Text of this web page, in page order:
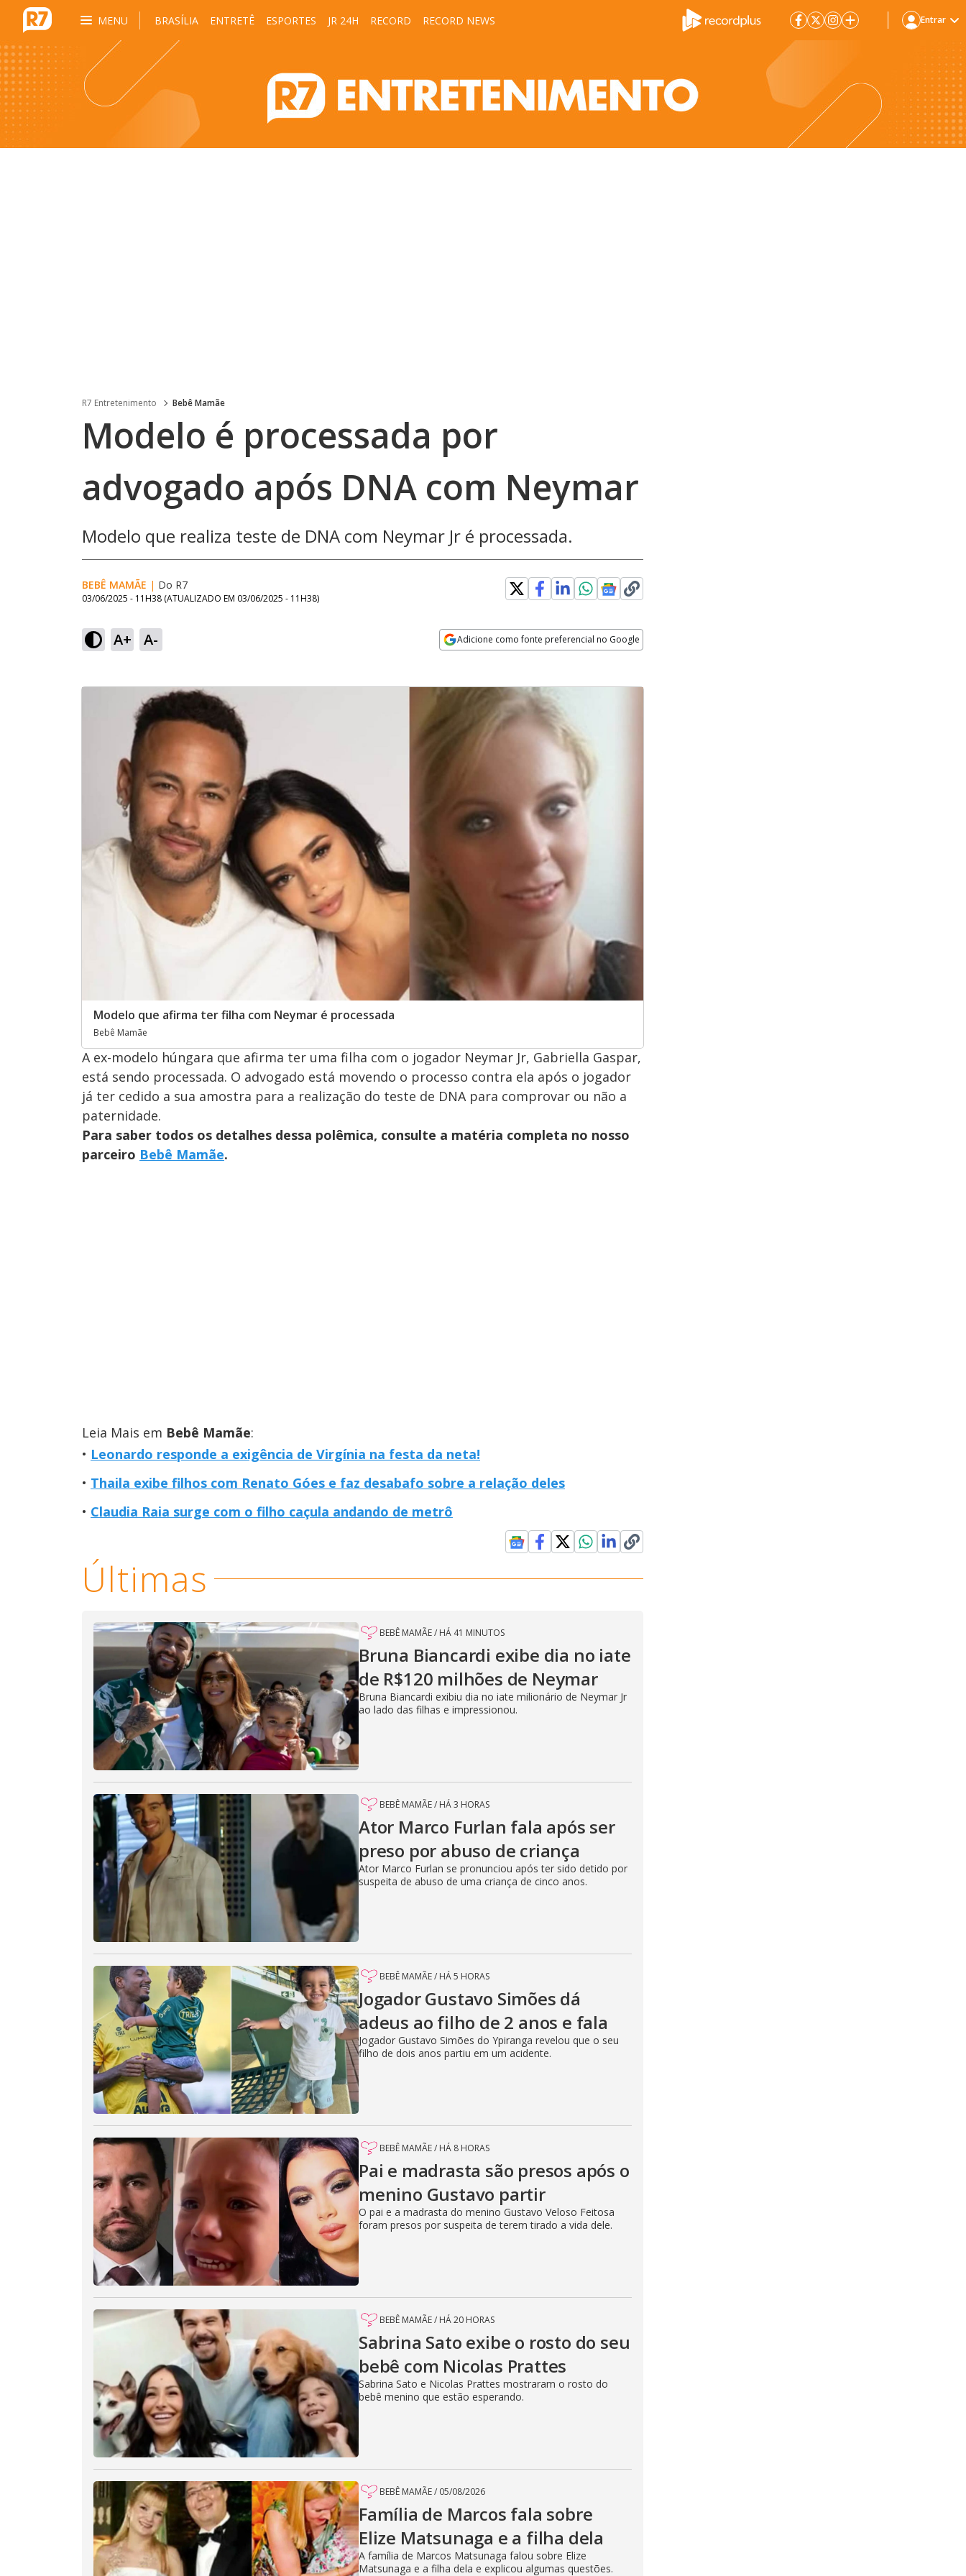
MENU BRASÍLIA ENTRETÊ ESPORTES JR 24H RECORD RECORD NEWS Entrar
R7 Entretenimento Bebê Mamãe
Modelo é processada por
advogado após DNA com Neymar
Modelo que realiza teste de DNA com Neymar Jr é processada.
BEBÊ MAMÃE | Do R7
03/06/2025 - 11H38 (ATUALIZADO EM 03/06/2025 - 11H38)
A+ A- Adicione como fonte preferencial no Google
Modelo que afirma ter filha com Neymar é processada
Bebê Mamãe
A ex-modelo húngara que afirma ter uma filha com o jogador Neymar Jr, Gabriella Gaspar,
está sendo processada. O advogado está movendo o processo contra ela após o jogador
já ter cedido a sua amostra para a realização do teste de DNA para comprovar ou não a
paternidade.
Para saber todos os detalhes dessa polêmica, consulte a matéria completa no nosso
parceiro Bebê Mamãe.
Leia Mais em Bebê Mamãe:
Leonardo responde a exigência de Virgínia na festa da neta!
Thaila exibe filhos com Renato Góes e faz desabafo sobre a relação deles
Claudia Raia surge com o filho caçula andando de metrô
Últimas
BEBÊ MAMÃE/ HÁ 41 MINUTOS
Bruna Biancardi exibe dia no iate
de R$120 milhões de Neymar
Bruna Biancardi exibiu dia no iate milionário de Neymar Jr
ao lado das filhas e impressionou.
BEBÊ MAMÃE/ HÁ 3 HORAS
Ator Marco Furlan fala após ser
preso por abuso de criança
Ator Marco Furlan se pronunciou após ter sido detido por
suspeita de abuso de uma criança de cinco anos.
BEBÊ MAMÃE/ HÁ 5 HORAS
Jogador Gustavo Simões dá
adeus ao filho de 2 anos e fala
Jogador Gustavo Simões do Ypiranga revelou que o seu
filho de dois anos partiu em um acidente.
BEBÊ MAMÃE/ HÁ 8 HORAS
Pai e madrasta são presos após o
menino Gustavo partir
O pai e a madrasta do menino Gustavo Veloso Feitosa
foram presos por suspeita de terem tirado a vida dele.
BEBÊ MAMÃE/ HÁ 20 HORAS
Sabrina Sato exibe o rosto do seu
bebê com Nicolas Prattes
Sabrina Sato e Nicolas Prattes mostraram o rosto do
bebê menino que estão esperando.
BEBÊ MAMÃE/ 05/08/2026
Família de Marcos fala sobre
Elize Matsunaga e a filha dela
A família de Marcos Matsunaga falou sobre Elize
Matsunaga e a filha dela e explicou algumas questões.